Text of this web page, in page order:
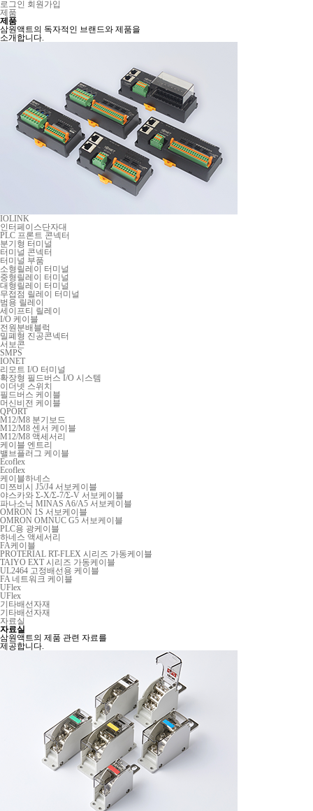
로그인 회원가입
제품
제품
삼원액트의 독자적인 브랜드와 제품을
소개합니다.
IOLINK
인터페이스단자대
PLC 프론트 콘넥터
분기형 터미널
터미널 콘넥터
터미널 부품
소형릴레이 터미널
중형릴레이 터미널
대형릴레이 터미널
무접점 릴레이 터미널
범용 릴레이
세이프티 릴레이
I/O 케이블
전원분배블럭
밀폐형 진공콘넥터
서보콘
SMPS
IONET
리모트 I/O 터미널
확장형 필드버스 I/O 시스템
이더넷 스위치
필드버스 케이블
머신비전 케이블
QPORT
M12/M8 분기보드
M12/M8 센서 케이블
M12/M8 액세서리
케이블 엔트리
밸브플러그 케이블
Ecoflex
Ecoflex
케이블하네스
미쯔비시 J5/J4 서보케이블
야스카와 Σ-X/Σ-7/Σ-V 서보케이블
파나소닉 MINAS A6/A5 서보케이블
OMRON 1S 서보케이블
OMRON OMNUC G5 서보케이블
PLC용 광케이블
하네스 액세서리
FA케이블
PROTERIAL RT-FLEX 시리즈 가동케이블
TAIYO EXT 시리즈 가동케이블
UL2464 고정배선용 케이블
FA 네트워크 케이블
UFlex
UFlex
기타배선자재
기타배선자재
자료실
자료실
삼원액트의 제품 관련 자료를
제공합니다.